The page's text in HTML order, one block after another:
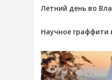
Летний день во
Научное граффити